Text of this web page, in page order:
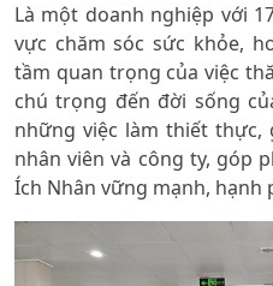
Là một doanh nghiệp với
vực chăm sóc sức khỏe,
tầm quan trọng của việc
chú trọng đến đời sống
những việc làm thiết
nhân viên và công ty, góp
Ích Nhân vững mạnh, hạnh